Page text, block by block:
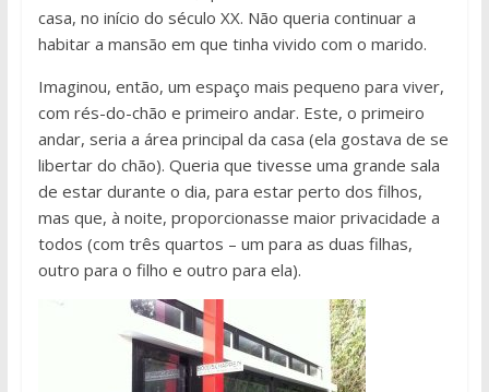
casa, no início do século XX. Não queria continuar a
habitar a mansão em que tinha vivido com o marido.
Imaginou, então, um espaço mais pequeno para viver,
com rés-do-chão e primeiro andar. Este, o primeiro
andar, seria a área principal da casa (ela gostava de se
libertar do chão). Queria que tivesse uma grande sala
de estar durante o dia, para estar perto dos filhos,
mas que, à noite, proporcionasse maior privacidade a
todos (com três quartos – um para as duas filhas,
outro para o filho e outro para ela).